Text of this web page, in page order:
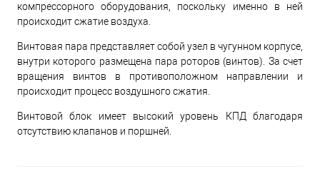
компрессорного оборудования, поскольку именно в ней
происходит сжатие воздуха.
Винтовая пара представляет собой узел в чугунном корпусе,
внутри которого размещена пара роторов (винтов). За счет
вращения винтов в противоположном направлении и
происходит процесс воздушного сжатия.
Винтовой блок имеет высокий уровень КПД благодаря
отсутствию клапанов и поршней.